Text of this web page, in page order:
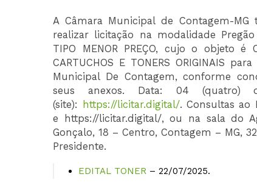
A Câmara Municipal de Contagem-
realizar licitação na modalidade
TIPO MENOR PREÇO, cujo o objeto
CARTUCHOS E TONERS ORIGINAIS
Municipal De Contagem, conforme
seus anexos. Data: 04 (quatro)
(site):
https://licitar.digital/. Consultas ao
e https://licitar.digital/, ou na sala do
Gonçalo, 18 – Centro, Contagem – MG,
Presidente.
EDITAL TONER – 22/07/2025.